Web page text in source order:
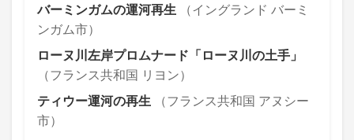
バーミンガムの運河再生
（イングランド バーミ
ンガム市）
ローヌ川左岸プロムナード「ローヌ川の土手」
（フランス共和国 リヨン）
ティウー運河の再生
（フランス共和国 アヌシー
市）